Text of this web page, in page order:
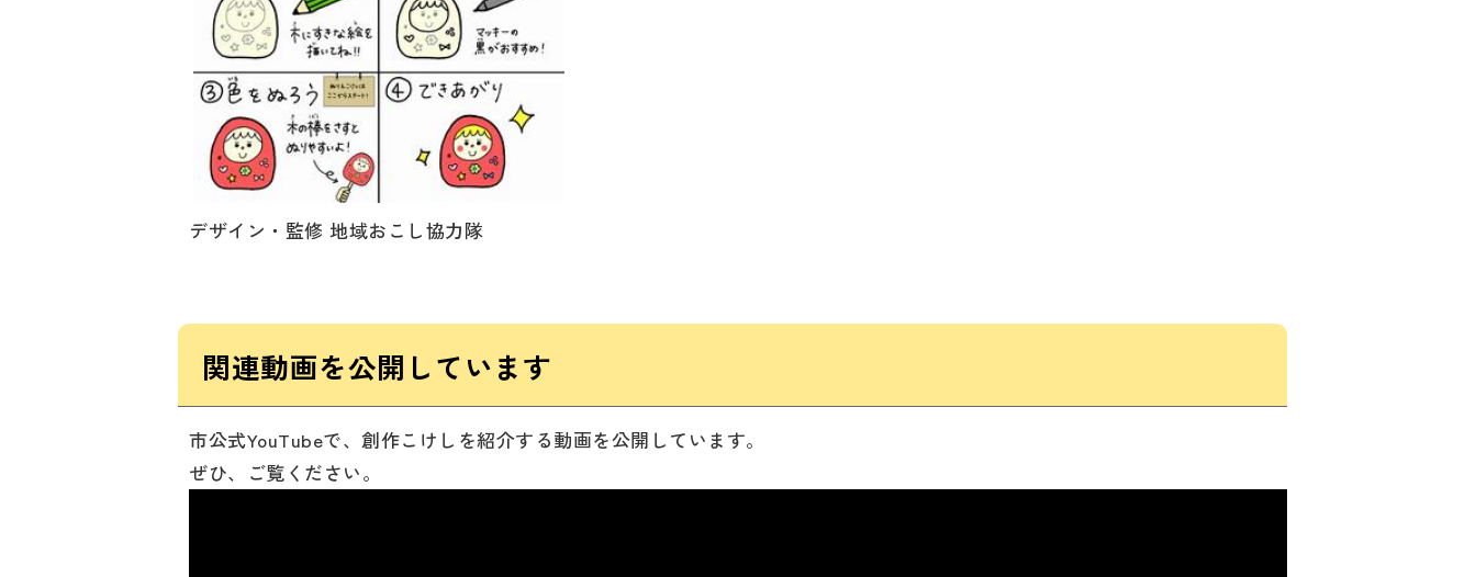
デザイン・監修 地域おこし協力隊
関連動画を公開しています
市公式YouTubeで、創作こけしを紹介する動画を公開しています。
ぜひ、ご覧ください。